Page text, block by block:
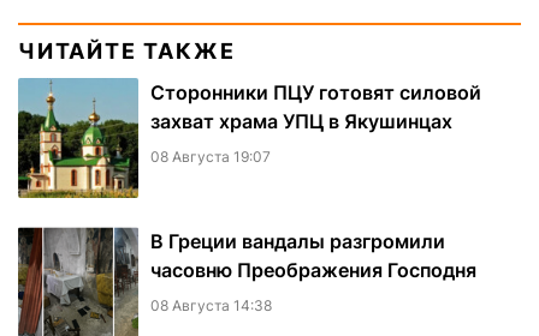
ЧИТАЙТЕ ТАКЖЕ
Сторонники ПЦУ готовят силовой
захват храма УПЦ в Якушинцах
08 Августа 19:07
В Греции вандалы разгромили
часовню Преображения Господня
08 Августа 14:38